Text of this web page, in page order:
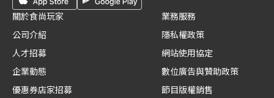
關於食尚玩家
公司介紹
人才招募
企業動態
優惠券店家招募
業務服務
隱私權政策
網站使用協定
數位廣告與贊助政策
節目版權銷售